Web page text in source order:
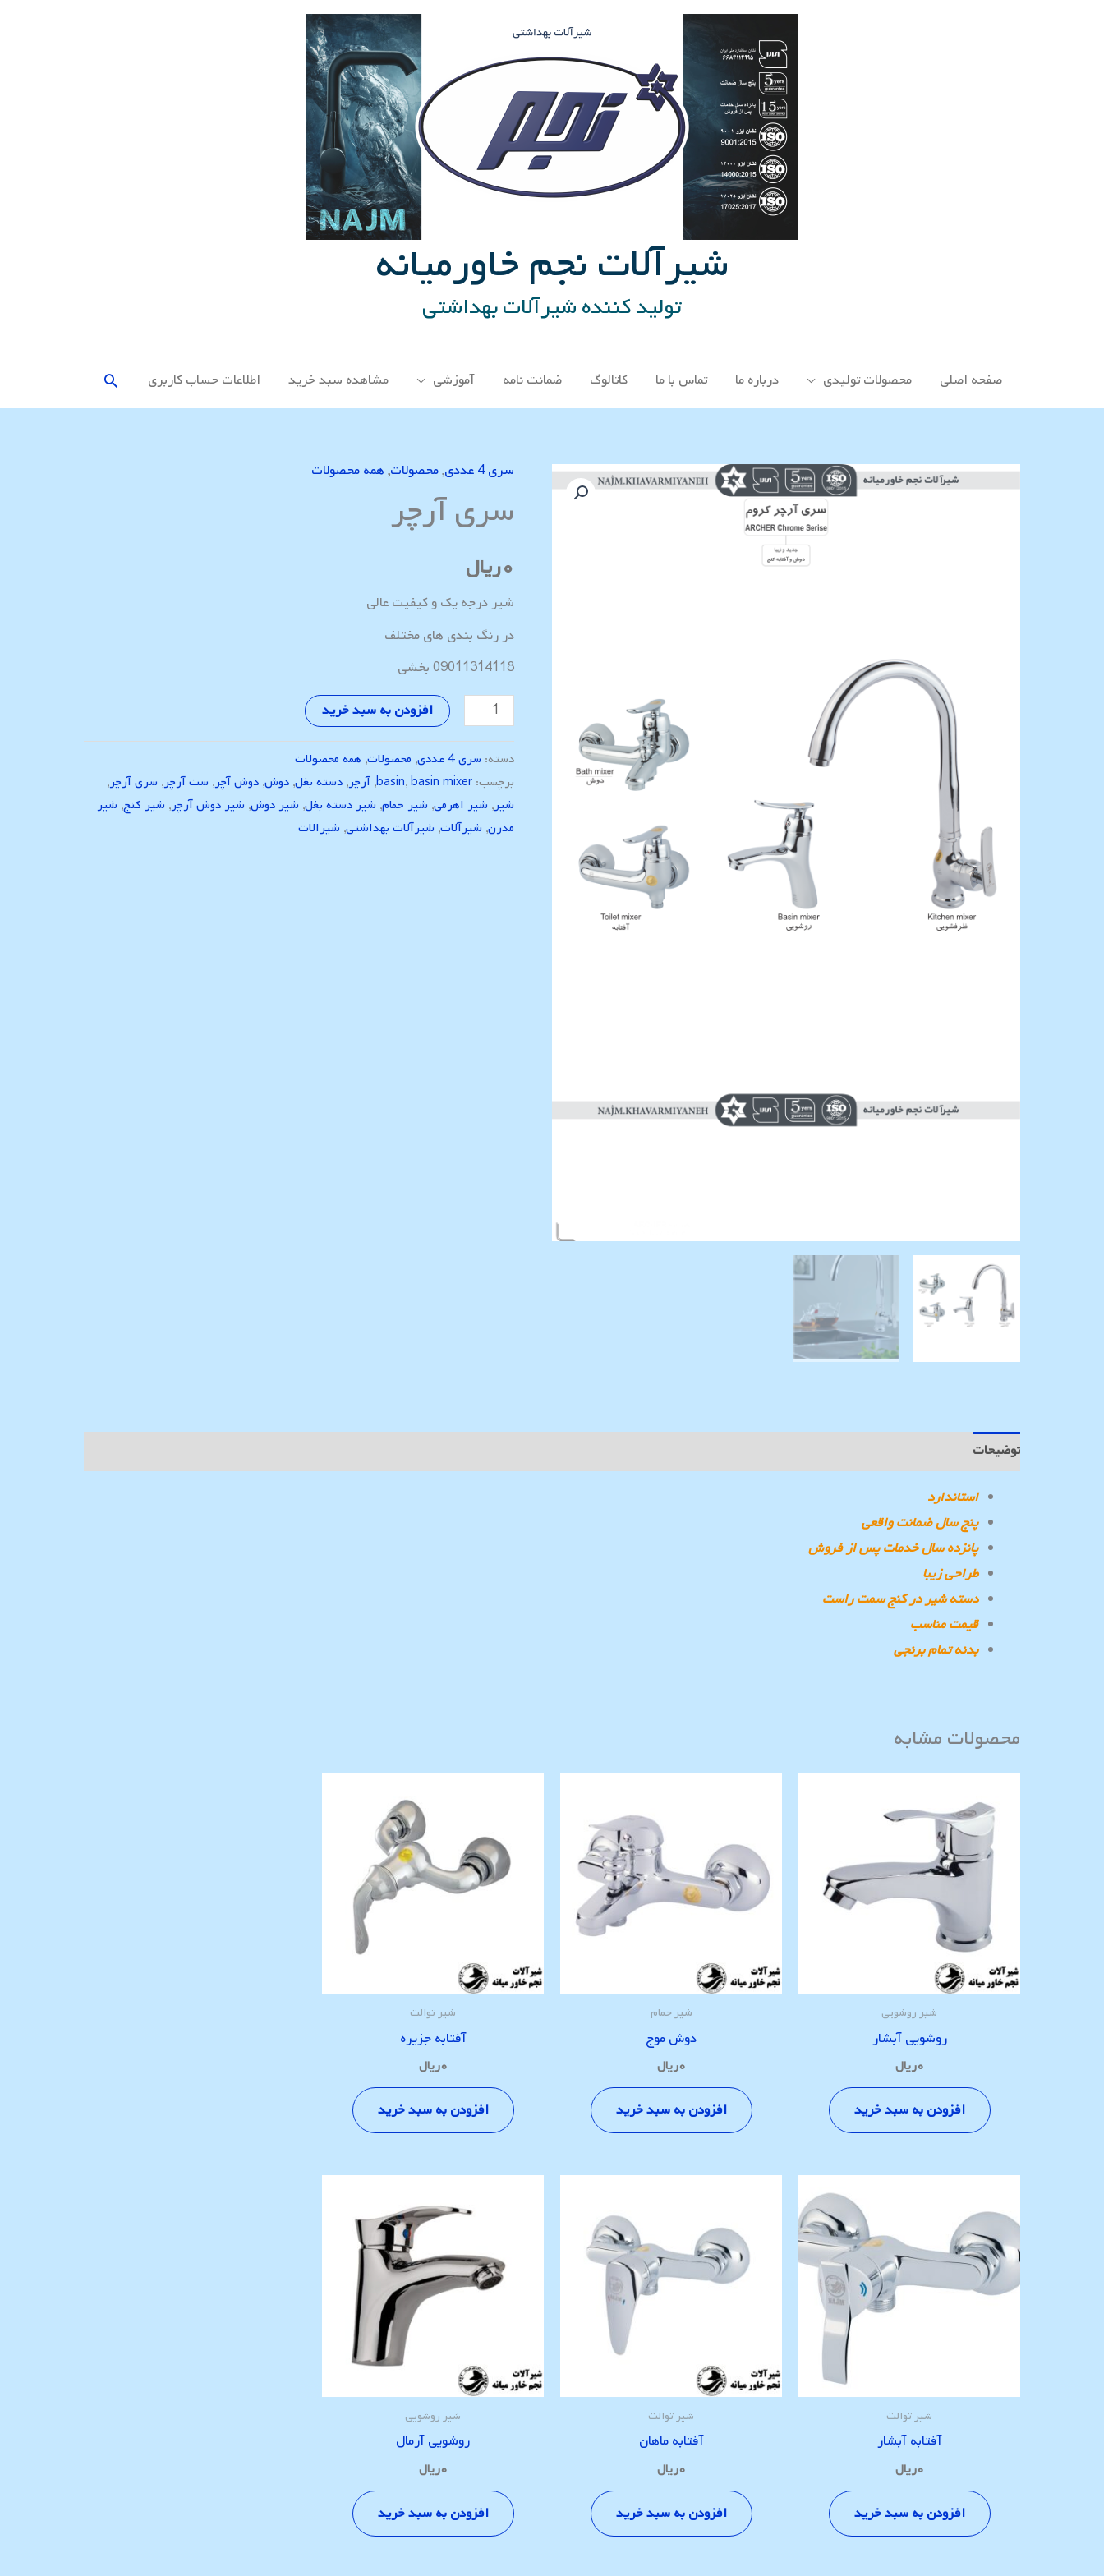
شیرآلات نجم خاورمیانه
تولید کننده شیرآلات بهداشتی
صفحه اصلی محصولات تولیدی درباره ما تماس با ما کاتالوگ ضمانت نامه آموزشی مشاهده سبد خرید اطلاعات حساب كاربری جستجو
سری 4 عددی ,محصولات,همه محصولات
سری آرچر
۰ریال
شیر درجه یک و کیفیت عالی
در رنگ بندی های مختلف
09011314118 بخشی
سری
عدد
افزودن به سبد خرید
دسته: سری 4 عددی , محصولات, همه محصولات
برچسب:
basin,basin mixer
, آرچر, دسته بغل, دوش, دوش آچر, ست آرچر, سری آرچر,
شیر, شیر اهرمی, شیر حمام, شیر دسته بغل, شیر دوش, شیر دوش آرچر, شیر کنج, شیر
مدرن, شیرآلات, شیرآلات بهداشتی, شیرالات
توضیحات
استاندارد
پنج سال ضمانت واقعی
پانزده سال خدمات پس از فروش
طراحی زیبا
دسته شیر در کنج سمت راست
قیمت مناسب
بدنه تمام برنجی
محصولات مشابه
شیر روشویی
روشویی آبشار
۰ریال
افزودن به سبد خرید
شیر حمام
دوش موج
۰ریال
افزودن به سبد خرید
شیر توالت
آفتابه جزیره
۰ریال
افزودن به سبد خرید
شیر توالت
آفتابه آبشار
۰ریال
افزودن به سبد خرید
شیر توالت
آفتابه ماهان
۰ریال
افزودن به سبد خرید
شیر روشویی
روشویی آرمال
۰ریال
افزودن به سبد خرید